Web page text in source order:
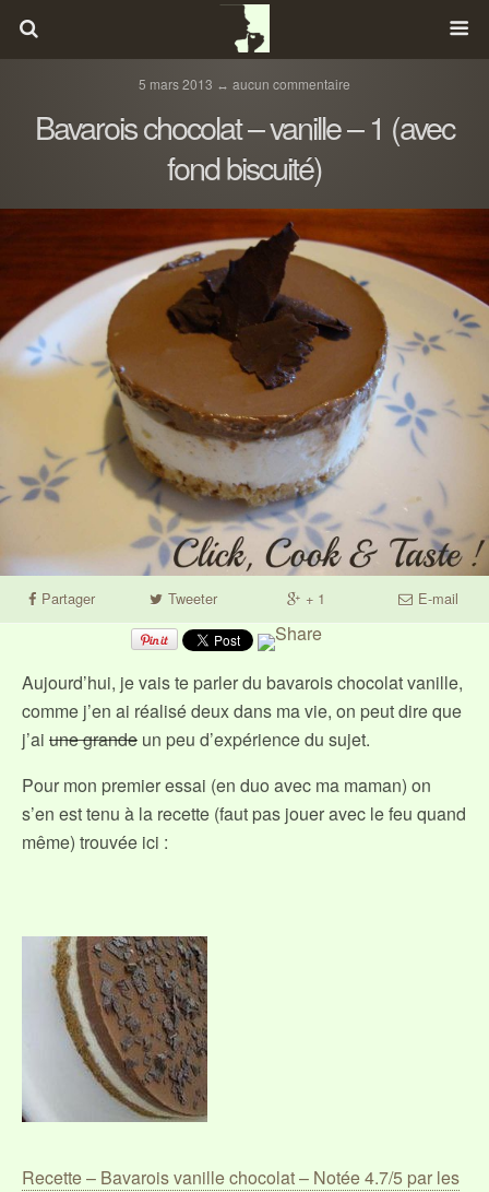
5 mars 2013 ↔ aucun commentaire
Bavarois chocolat – vanille – 1 (avec
fond biscuité)
Partager Tweeter + 1 E-mail
Aujourd’hui, je vais te parler du bavarois chocolat vanille,
comme j’en ai réalisé deux dans ma vie, on peut dire que
j’ai une grande un peu d’expérience du sujet.
Pour mon premier essai (en duo avec ma maman) on
s’en est tenu à la recette (faut pas jouer avec le feu quand
même) trouvée ici :
Recette – Bavarois vanille chocolat – Notée 4.7/5 par les